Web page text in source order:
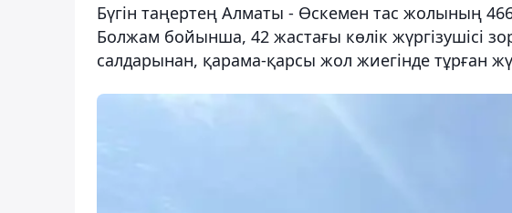
Бүгін таңертең Алматы - Өскемен тас жолының
Болжам бойынша, 42 жастағы көлік жүргізушісі
салдарынан, қарама-қарсы жол жиегінде тұрған